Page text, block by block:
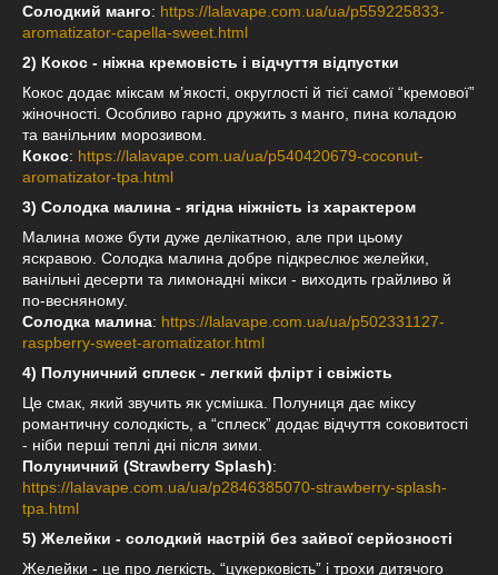
Солодкий манго: https://lalavape.com.ua/ua/p559225833-
aromatizator-capella-sweet.html
2) Кокос - ніжна кремовість і відчуття відпустки
Кокос додає міксам м’якості, округлості й тієї самої “кремової”
жіночності. Особливо гарно дружить з манго, пина коладою
та ванільним морозивом.
Кокос: https://lalavape.com.ua/ua/p540420679-coconut-
aromatizator-tpa.html
3) Солодка малина - ягідна ніжність із характером
Малина може бути дуже делікатною, але при цьому
яскравою. Солодка малина добре підкреслює желейки,
ванільні десерти та лимонадні мікси - виходить грайливо й
по-весняному.
Солодка малина: https://lalavape.com.ua/ua/p502331127-
raspberry-sweet-aromatizator.html
4) Полуничний сплеск - легкий флірт і свіжість
Це смак, який звучить як усмішка. Полуниця дає міксу
романтичну солодкість, а “сплеск” додає відчуття соковитості
- ніби перші теплі дні після зими.
Полуничний (Strawberry Splash):
https://lalavape.com.ua/ua/p2846385070-strawberry-splash-
tpa.html
5) Желейки - солодкий настрій без зайвої серйозності
Желейки - це про легкість, “цукерковість” і трохи дитячого